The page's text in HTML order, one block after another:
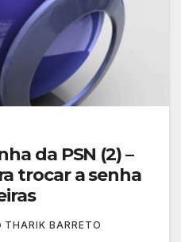
da PSN (2) –
trocar a senha
THARIK BARRETO